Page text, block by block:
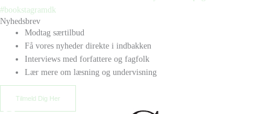
Nyhedsbrev
Modtag særtilbud
Få vores nyheder direkte i indbakken
Interviews med forfattere og fagfolk
Lær mere om læsning og undervisning
Tilmeld Dig Her